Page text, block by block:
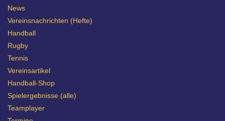
News
Vereinsnachrichten (Hefte)
Handball
Rugby
Tennis
Vereinsartikel
Handball-Shop
Spielergebnisse (alle)
Teamplayer